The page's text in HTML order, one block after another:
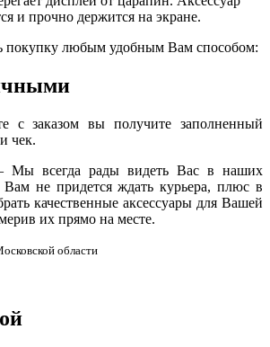
и прочно держится на экране.
покупку любым удобным Вам способом:
с заказом вы получите заполненный
чек.
Мы всегда рады видеть Вас в наших
Вам не придется ждать курьера, плюс в
качественные аксессуары для Вашей
их прямо на месте.
области